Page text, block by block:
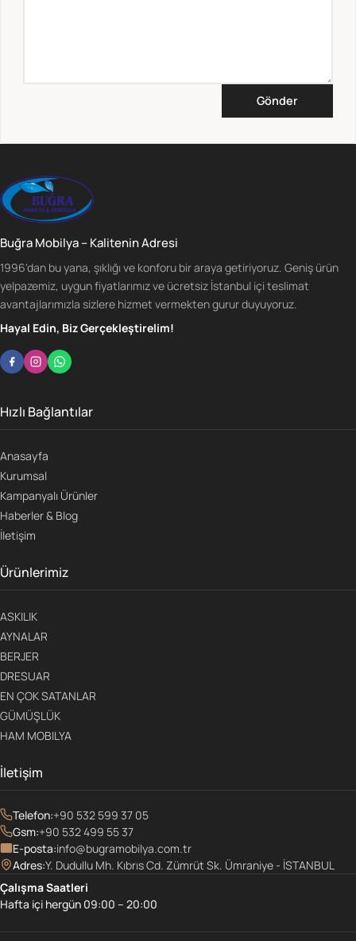
Gönder
Buğra Mobilya – Kalitenin Adresi
1996'dan bu yana, şıklığı ve konforu bir araya getiriyoruz. Geniş ürün
yelpazemiz, uygun fiyatlarımız ve ücretsiz İstanbul içi teslimat
avantajlarımızla sizlere hizmet vermekten gurur duyuyoruz.
Hayal Edin, Biz Gerçekleştirelim!
Hızlı Bağlantılar
Anasayfa
Kurumsal
Kampanyalı Ürünler
Haberler & Blog
İletişim
Ürünlerimiz
ASKILIK
AYNALAR
BERJER
DRESUAR
EN ÇOK SATANLAR
GÜMÜŞLÜK
HAM MOBILYA
İletişim
Telefon:+90 532 599 37 05
Gsm:+90 532 499 55 37
E-posta:info@bugramobilya.com.tr
Adres:Y. Dudullu Mh. Kıbrıs Cd. Zümrüt Sk. Ümraniye - İSTANBUL
Çalışma Saatleri
Hafta içi hergün 09:00 – 20:00